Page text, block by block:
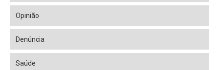
Opinião
Denúncia
Saúde